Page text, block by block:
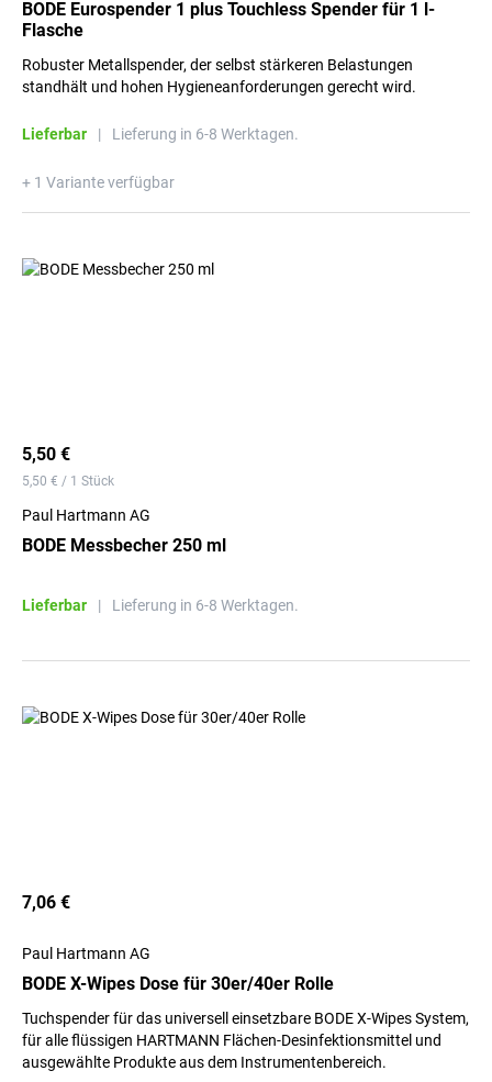
BODE Eurospender 1 plus Touchless Spender für 1 l-
Flasche
Robuster Metallspender, der selbst stärkeren Belastungen
standhält und hohen Hygieneanforderungen gerecht wird.
Lieferbar | Lieferung in 6-8 Werktagen.
+ 1 Variante verfügbar
5,50 €
5,50 € / 1 Stück
Paul Hartmann AG
BODE Messbecher 250 ml
Lieferbar | Lieferung in 6-8 Werktagen.
7,06 €
Paul Hartmann AG
BODE X-Wipes Dose für 30er/40er Rolle
Tuchspender für das universell einsetzbare BODE X-Wipes System,
für alle flüssigen HARTMANN Flächen-Desinfektionsmittel und
ausgewählte Produkte aus dem Instrumentenbereich.